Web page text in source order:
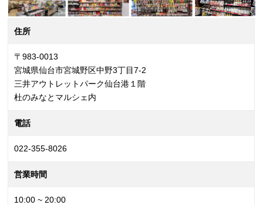
住所
〒983-0013
宮城県仙台市宮城野区中野3丁目7-2
三井アウトレットパーク仙台港１階
杜のみなとマルシェ内
電話
022-355-8026
営業時間
10:00 ~ 20:00